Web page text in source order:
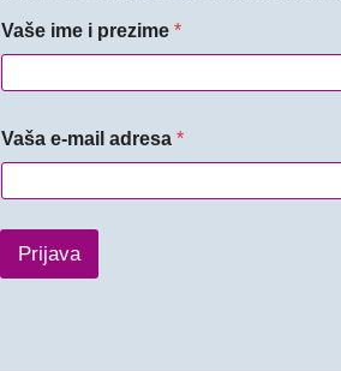
Vaše ime i prezime *
Vaša e-mail adresa *
Prijava